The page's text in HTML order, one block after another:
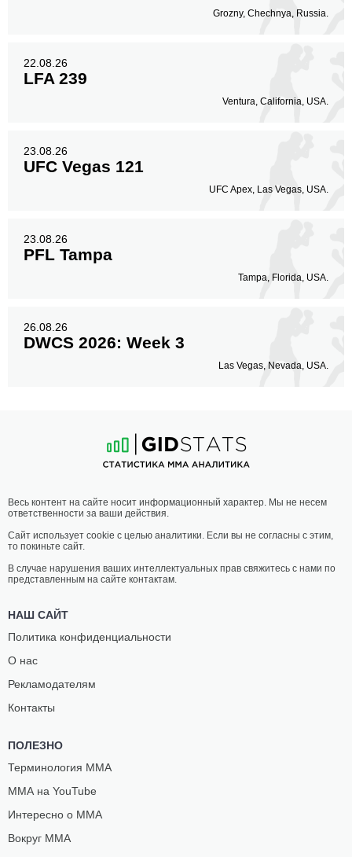
Grozny, Chechnya, Russia.
22.08.26
LFA 239
Ventura, California, USA.
23.08.26
UFC Vegas 121
UFC Apex, Las Vegas, USA.
23.08.26
PFL Tampa
Tampa, Florida, USA.
26.08.26
DWCS 2026: Week 3
Las Vegas, Nevada, USA.
Весь контент на сайте носит информационный характер. Мы не несем
ответственности за ваши действия.
Сайт использует cookie с целью аналитики. Если вы не согласны с этим,
то покиньте сайт.
В случае нарушения ваших интеллектуальных прав свяжитесь с нами по
представленным на сайте контактам.
НАШ САЙТ
Политика конфиденциальности
О нас
Рекламодателям
Контакты
ПОЛЕЗНО
Терминология ММА
ММА на YouTube
Интересно о ММА
Вокруг ММА